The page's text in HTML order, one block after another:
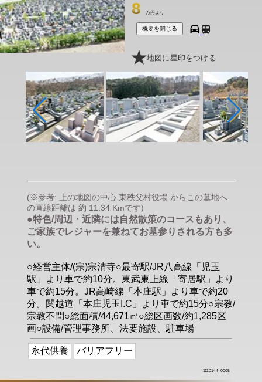
8 万円より
概要を閉じる
地図に星印をつける
(※参考: 上の地図の中心 東秩父村役場 からこの墓地へ
の直線距離は 約 11.34 Kmです)
●特色/周辺・近隣には自然散策のコースもあり、
ご家族でレジャーを兼ねてお墓参りされる方も多
い。
○経営主体/(宗)宗清寺○最寄駅/JR八高線「児玉
駅」より車で約10分。東武東上線「寄居駅」より
車で約15分。JR高崎線「本庄駅」より車で約20
分。関越道「本庄児玉I.C」より車で約15分○宗教/
宗教不問○総面積/44,671㎡○総区画数/約1,285区
画○設備/管理事務所、法要施設、駐車場
永代供養 バリアフリー
1110144_0005